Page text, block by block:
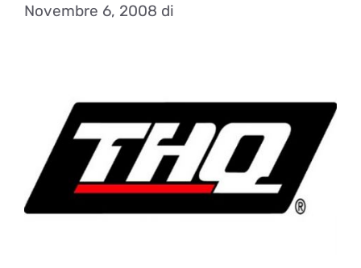
Novembre 6, 2008 di